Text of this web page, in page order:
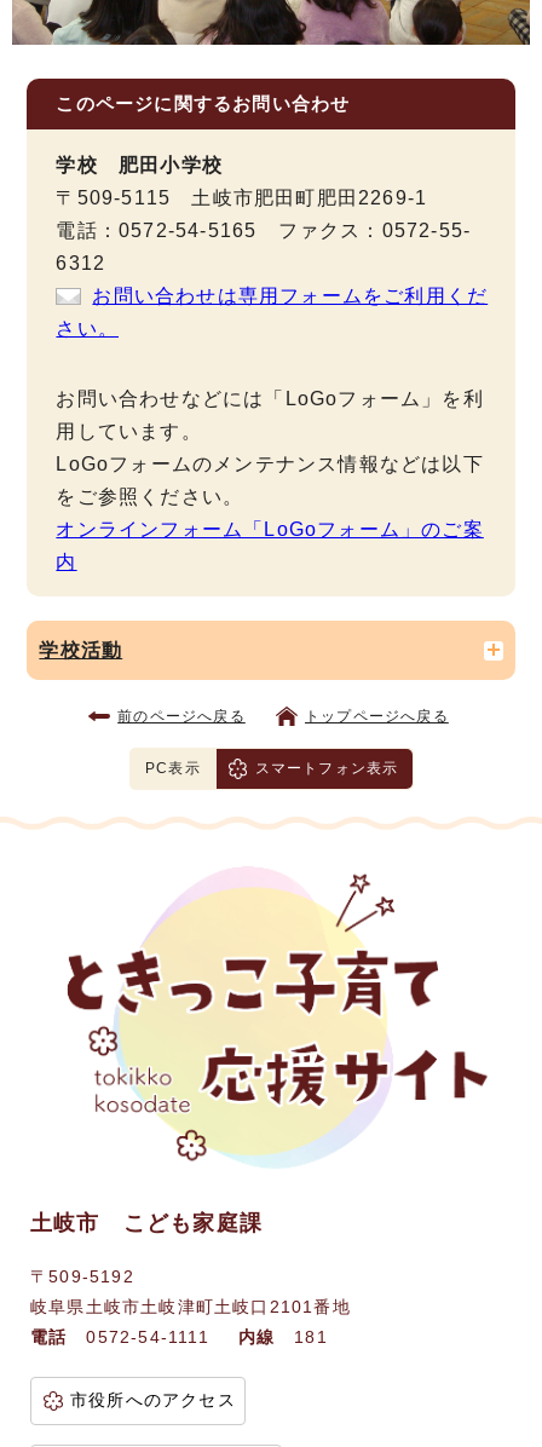
このページに関するお問い合わせ
学校 肥田小学校
〒509-5115 土岐市肥田町肥田2269-1
電話：0572-54-5165 ファクス：0572-55-
6312
お問い合わせは専用フォームをご利用くだ
さい。
お問い合わせなどには「LoGoフォーム」を利
用しています。
LoGoフォームのメンテナンス情報などは以下
をご参照ください。
オンラインフォーム「LoGoフォーム」のご案
内
学校活動
前のページへ戻る トップページへ戻る
PC表示 スマートフォン表示
土岐市 こども家庭課
〒509-5192
岐阜県土岐市土岐津町土岐口2101番地
電話
0572-54-1111 内線 181
市役所へのアクセス